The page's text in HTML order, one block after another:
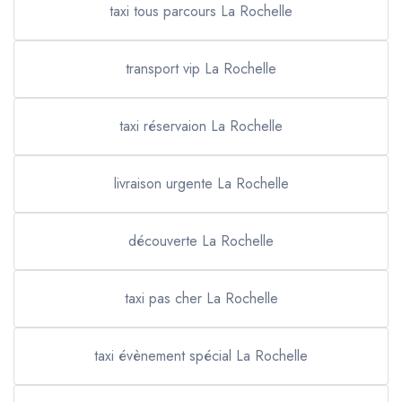
taxi tous parcours La Rochelle
transport vip La Rochelle
taxi réservaion La Rochelle
livraison urgente La Rochelle
découverte La Rochelle
taxi pas cher La Rochelle
taxi évènement spécial La Rochelle